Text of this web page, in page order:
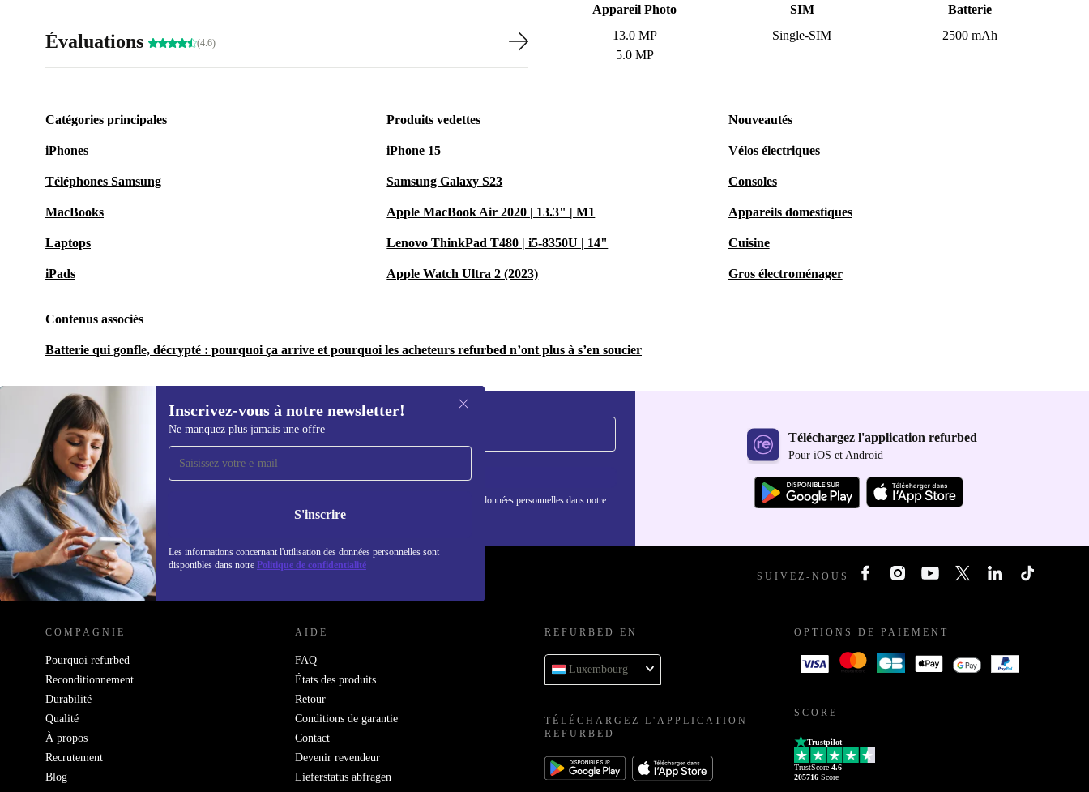
Appareil Photo
13.0 MP
5.0 MP
SIM
Single-SIM
Batterie
2500 mAh
Évaluations (4.6)
Catégories principales
iPhones
Téléphones Samsung
MacBooks
Laptops
iPads
Produits vedettes
iPhone 15
Samsung Galaxy S23
Apple MacBook Air 2020 | 13.3" | M1
Lenovo ThinkPad T480 | i5-8350U | 14"
Apple Watch Ultra 2 (2023)
Nouveautés
Vélos électriques
Consoles
Appareils domestiques
Cuisine
Gros électroménager
Contenus associés
Batterie qui gonfle, décrypté : pourquoi ça arrive et pourquoi les acheteurs refurbed n’ont plus à s’en soucier
Inscrivez-vous à notre newsletter!
Ne manquez plus jamais une offre
S'inscrire
Les informations concernant l'utilisation des données personnelles sont
disponibles dans notre Politique de confidentialité
Recevoir offres et infos de
refurbed par mail
Ne manquez plus aucune offre.
S'inscrire
Retrouvez les informations sur l'utilisation des données personnelles dans notre
politique de confidentialité
Téléchargez l'application refurbed
Pour iOS et Android
REFURBED LUXEMBOURG - RETHINK NEW. SUIVEZ-NOUS
COMPAGNIE
Pourquoi refurbed
Reconditionnement
Durabilité
Qualité
À propos
Recrutement
Blog
AIDE
FAQ
États des produits
Retour
Conditions de garantie
Contact
Devenir revendeur
Lieferstatus abfragen
REFURBED EN
Luxembourg
TÉLÉCHARGEZ L'APPLICATION
REFURBED
OPTIONS DE PAIEMENT
SCORE
Trustpilot
TrustScore 4.6
205716 Score